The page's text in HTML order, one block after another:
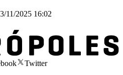
11/2025 16:02
Twitter